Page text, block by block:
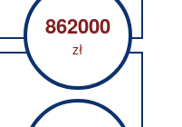
862000
zł